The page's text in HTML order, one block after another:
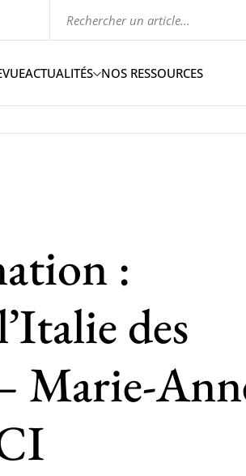
ACTUALITÉS NOS RESSOURCES
:
des
Marie-